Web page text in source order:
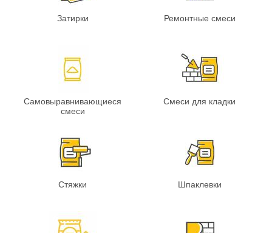
Затирки Ремонтные смеси
Самовыравнивающиеся
смеси
Смеси для кладки
Стяжки Шпаклевки